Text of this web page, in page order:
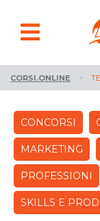
CORSI.ONLINE >
CONCORSI
MARKETING
PROFESSIONI
SKILLS E